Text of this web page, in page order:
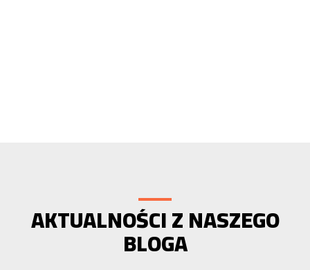
AKTUALNOŚCI Z NASZEGO
BLOGA